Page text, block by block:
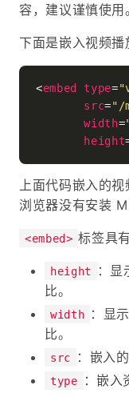
容，建议谨慎使用
下面是嵌入视频播
<embed type=
src="/
width=
height
上面代码嵌入的
浏览器没有安装
<embed> 标签具
height
：显
比。
width
：显
比。
src ：嵌入
type ：嵌入